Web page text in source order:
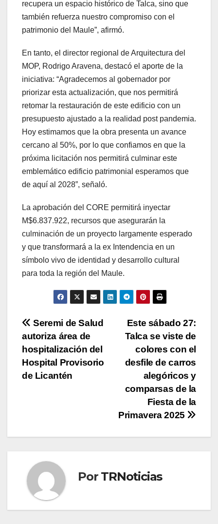
recupera un espacio histórico de Talca, sino que
también refuerza nuestro compromiso con el
patrimonio del Maule”, afirmó.
En tanto, el director regional de Arquitectura del
MOP, Rodrigo Aravena, destacó el aporte de la
iniciativa: “Agradecemos al gobernador por
priorizar esta actualización, que nos permitirá
retomar la restauración de este edificio con un
presupuesto ajustado a la realidad post pandemia.
Hoy estimamos que la obra presenta un avance
cercano al 50%, por lo que confiamos en que la
próxima licitación nos permitirá culminar este
emblemático edificio patrimonial esperamos que
de aquí al 2028”, señaló.
La aprobación del CORE permitirá inyectar
M$6.837.922, recursos que asegurarán la
culminación de un proyecto largamente esperado
y que transformará a la ex Intendencia en un
símbolo vivo de identidad y desarrollo cultural
para toda la región del Maule.
Navegación
de
entradas
Este sábado 27:
Talca se viste de
colores con el
desfile de carros
alegóricos y
comparsas de la
Fiesta de la
Primavera 2025
Seremi de Salud
autoriza área de
hospitalización del
Hospital Provisorio
de Licantén
Por TRNoticias